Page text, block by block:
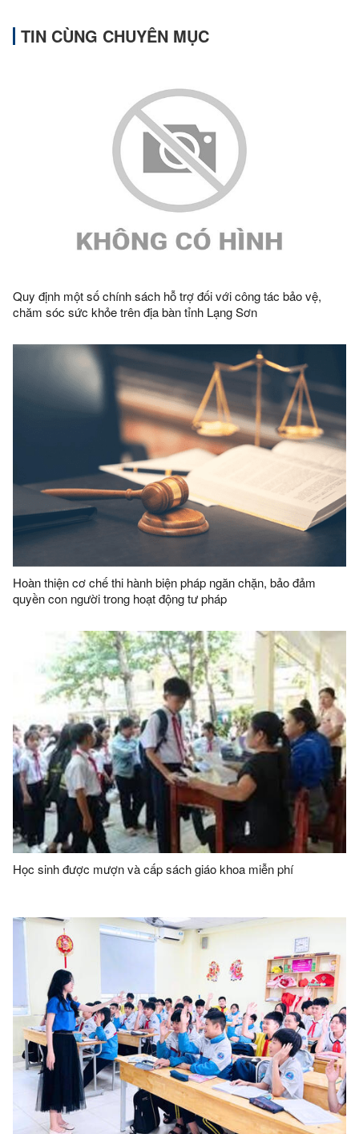
TIN CÙNG CHUYÊN MỤC
Quy định một số chính sách hỗ trợ đối với công tác bảo vệ,
chăm sóc sức khỏe trên địa bàn tỉnh Lạng Sơn
Hoàn thiện cơ chế thi hành biện pháp ngăn chặn, bảo đảm
quyền con người trong hoạt động tư pháp
Học sinh được mượn và cấp sách giáo khoa miễn phí